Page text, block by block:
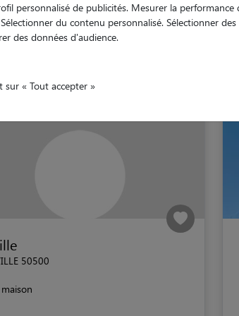
à Carentan les
50500
maison
personnalisé de publicités. Mesurer la
du contenu personnalisé. Sélectionner
des données d'audience.
« Tout accepter »